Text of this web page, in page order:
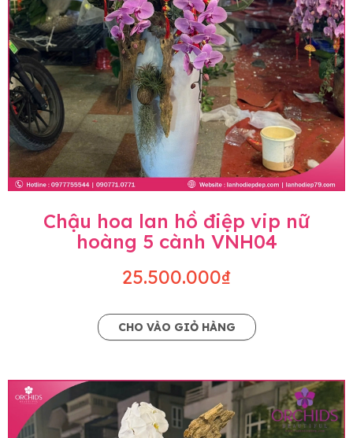
Chậu hoa lan hồ điệp vip nữ
hoàng 5 cành VNH04
25.500.000₫
CHO VÀO GIỎ HÀNG